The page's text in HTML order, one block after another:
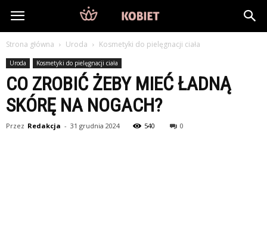
DlaKobiet24.pl
Strona główna Uroda Kosmetyki do pielęgnacji ciała
Uroda Kosmetyki do pielęgnacji ciała
CO ZROBIĆ ŻEBY MIEĆ ŁADNĄ
SKÓRĘ NA NOGACH?
Przez Redakcja - 31 grudnia 2024 540 0